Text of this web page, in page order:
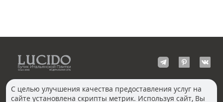
С целью улучшения качества предоставления услуг на
сайте установлена скрипты метрик. Используя сайт, Вы